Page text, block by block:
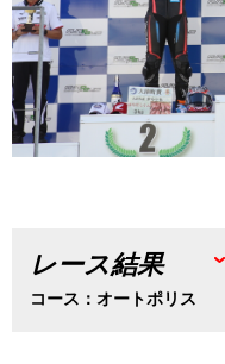
レース結果
コース：オートポリス